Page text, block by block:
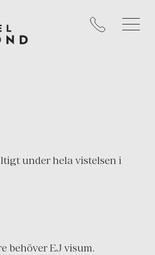
under hela vistelsen i
behöver EJ visum.